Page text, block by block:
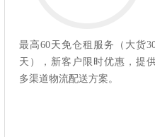
最高60天免仓租服务（大货
天），新客户限时优惠，提
多渠道物流配送方案。